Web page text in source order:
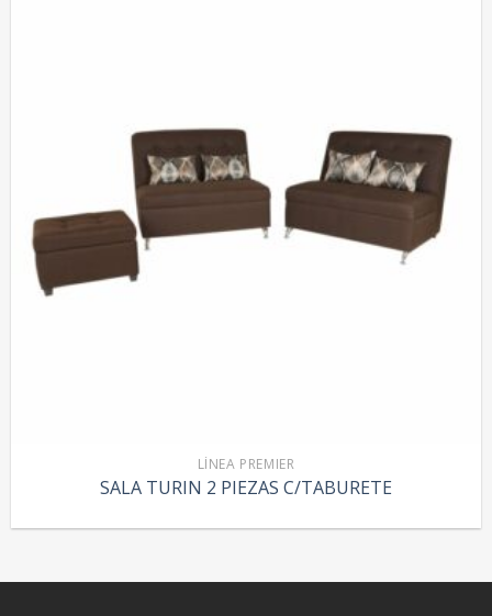
LÍNEA PREMIER
SALA TURIN 2 PIEZAS C/TABURETE